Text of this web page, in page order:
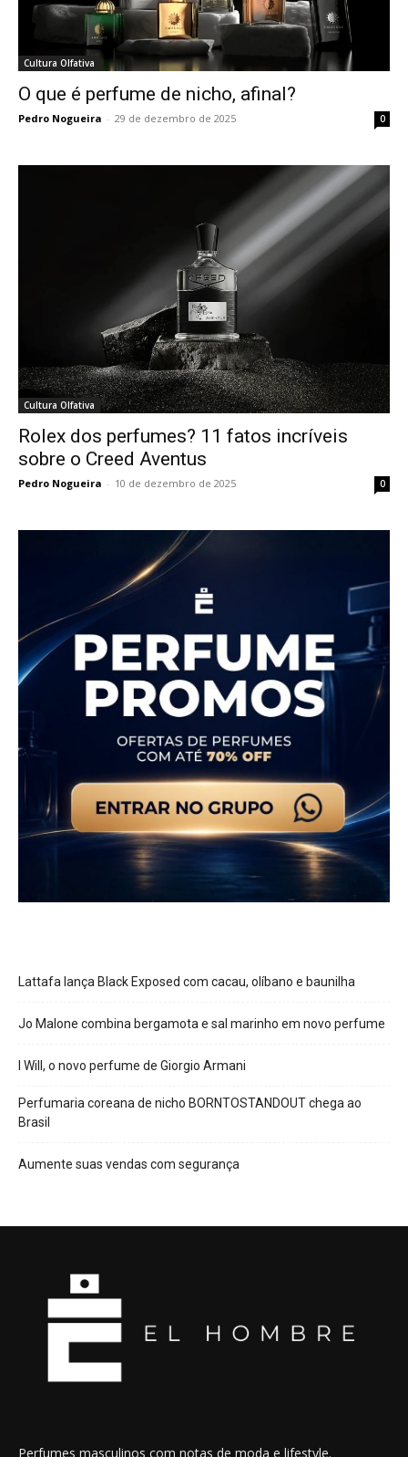
Cultura Olfativa
O que é perfume de nicho, afinal?
Pedro Nogueira - 29 de dezembro de 2025 0
Cultura Olfativa
Rolex dos perfumes? 11 fatos incríveis
sobre o Creed Aventus
Pedro Nogueira - 10 de dezembro de 2025 0
Lattafa lança Black Exposed com cacau, olíbano e baunilha
Jo Malone combina bergamota e sal marinho em novo perfume
I Will, o novo perfume de Giorgio Armani
Perfumaria coreana de nicho BORNTOSTANDOUT chega ao
Brasil
Aumente suas vendas com segurança
Perfumes masculinos com notas de moda e lifestyle.